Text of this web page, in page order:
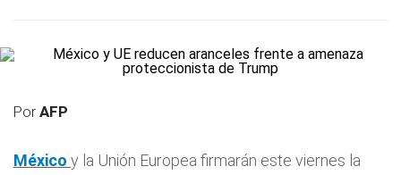
PorAFP
México y la Unión Europea firmarán este viernes la